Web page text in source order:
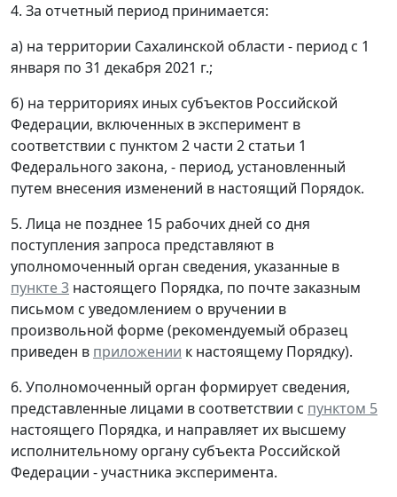
4. За отчетный период принимается:
а) на территории Сахалинской области - период с 1
января по 31 декабря 2021 г.;
б) на территориях иных субъектов Российской
Федерации, включенных в эксперимент в
соответствии с пунктом 2 части 2 статьи 1
Федерального закона, - период, установленный
путем внесения изменений в настоящий Порядок.
5. Лица не позднее 15 рабочих дней со дня
поступления запроса представляют в
уполномоченный орган сведения, указанные в
пункте 3 настоящего Порядка, по почте заказным
письмом с уведомлением о вручении в
произвольной форме (рекомендуемый образец
приведен в приложении к настоящему Порядку).
6. Уполномоченный орган формирует сведения,
представленные лицами в соответствии с пунктом 5
настоящего Порядка, и направляет их высшему
исполнительному органу субъекта Российской
Федерации - участника эксперимента.